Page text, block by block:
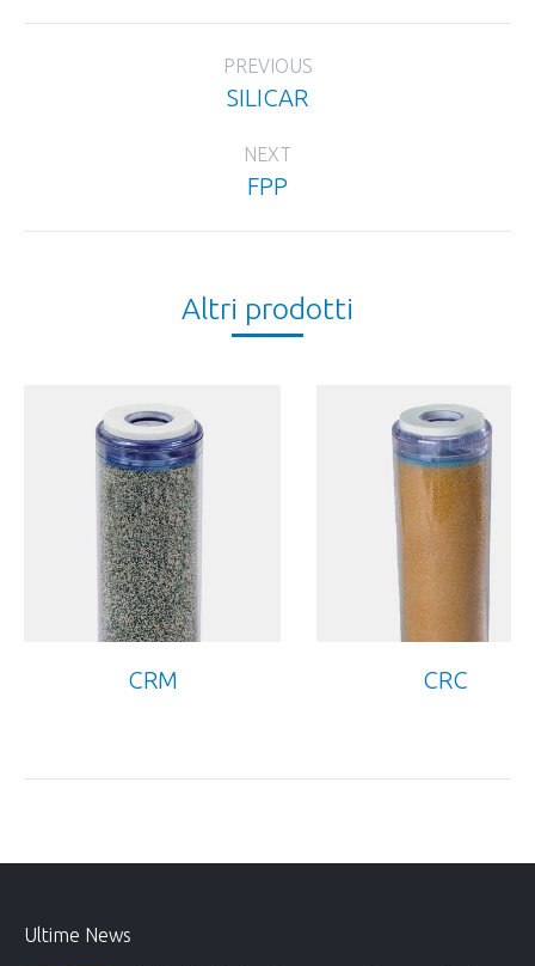
PREVIOUS
Previous
SILICAR
NEXT
Next
FPP
Altri prodotti
CRM CRC
Ultime News